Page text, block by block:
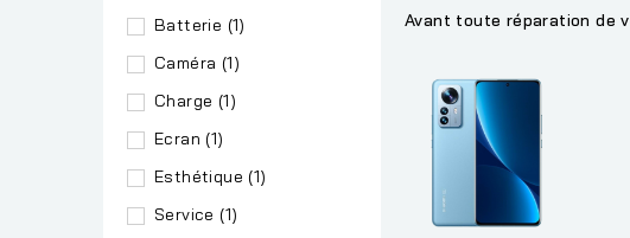
Batterie (1)
Caméra (1)
Charge (1)
Ecran (1)
Esthétique (1)
Service (1)
Avant toute réparation de